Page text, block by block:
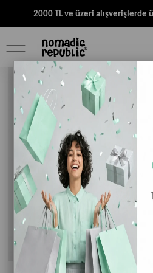
2000 TL ve üzeri alışverişlerde